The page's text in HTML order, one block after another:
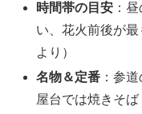
時間帯の目安 ：
い、花火前後が
より）
名物＆定番 ：参
屋台では焼きそ